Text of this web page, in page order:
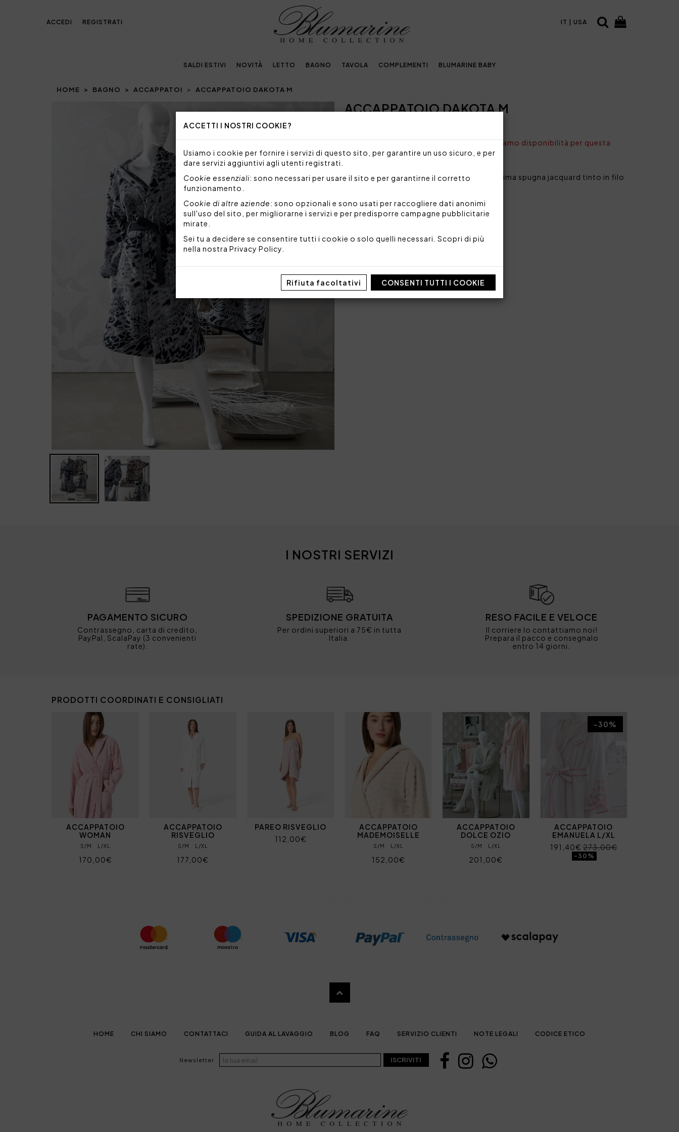
ACCETTI I NOSTRI COOKIE?
Usiamo i cookie per fornire i servizi di questo sito, per garantire un uso sicuro, e per
dare servizi aggiuntivi agli utenti registrati.
Cookie essenziali: sono necessari per usare il sito e per garantirne il corretto
funzionamento.
Cookie di altre aziende: sono opzionali e sono usati per raccogliere dati anonimi
sull'uso del sito, per migliorarne i servizi e per predisporre campagne pubblicitarie
mirate.
Sei tu a decidere se consentire tutti i cookie o solo quelli necessari. Scopri di più
nella nostra Privacy Policy
Rifiuta facoltativi CONSENTI TUTTI I COOKIE
ACCEDI REGISTRATI IT | USA
SALDI ESTIVI NOVITÀ LETTO BAGNO TAVOLA COMPLEMENTI BLUMARINE BABY
HOME BAGNO ACCAPPATOI ACCAPPATOIO DAKOTA M
NextACCAPPATOIO DAKOTA M
Siamo spiacenti, ma al momento non abbiamo disponibilità per questa
taglia.
Accappatoio con cappuccio, di morbidissima spugna jacquard tinto in filo
e logo Blumarine ricamato, taglia M.
Size: M - medium
Tessuto: 100% cotone idrofilo 380 g/mq
M
I NOSTRI SERVIZI
PAGAMENTO SICURO
Contrassegno, carta di credito,
PayPal, ScalaPay (3 convenienti
rate).
SPEDIZIONE GRATUITA
Per ordini superiori a 75€ in tutta
Italia.
RESO FACILE E VELOCE
Il corriere lo contattiamo noi!
Prepara il pacco e consegnalo
entro 14 giorni.
PRODOTTI COORDINATI E CONSIGLIATI
ACCAPPATOIO
WOMAN
S/M L/XL
170,00€
ACCAPPATOIO
RISVEGLIO
S/M L/XL
177,00€
PAREO RISVEGLIO
112,00€
ACCAPPATOIO
MADEMOISELLE
S/M L/XL
152,00€
ACCAPPATOIO
DOLCE OZIO
S/M L/XL
201,00€
ACCAPPATOIO
EMANUELA L/XL
191,40€ 273,00€
-30%
-30%
HOME CHI SIAMO CONTATTACI GUIDA AL LAVAGGIO BLOG FAQ SERVIZIO CLIENTI NOTE LEGALI CODICE ETICO
Newsletter ISCRIVITI